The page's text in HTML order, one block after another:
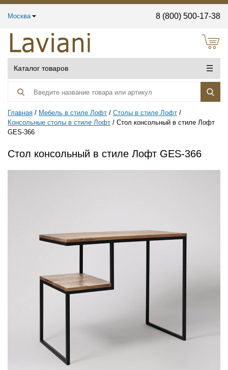
Москва 8 (800) 500-17-38
Каталог товаров
Главная Мебель в стиле Лофт
Столы в стиле Лофт
Консольные столы в стиле Лофт
Стол консольный в стиле Лофт
GES-366
Стол консольный в стиле Лофт GES-366